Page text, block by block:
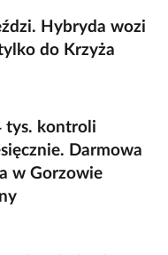
Hybryda wozi
do Krzyża
tys. kontroli
Darmowa
w Gorzowie